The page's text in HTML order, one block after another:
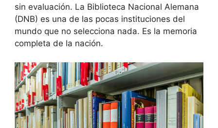
sin evaluación. La Biblioteca Nacional Alemana
(DNB) es una de las pocas instituciones del
mundo que no selecciona nada. Es la memoria
completa de la nación.